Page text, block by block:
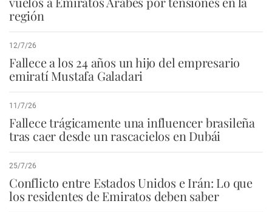
región
12/7/26
Fallece a los 24 años un hijo del empresario
emiratí Mustafa Galadari
11/7/26
Fallece trágicamente una influencer brasileña
tras caer desde un rascacielos en Dubái
25/7/26
Conflicto entre Estados Unidos e Irán: Lo que
los residentes de Emiratos deben saber